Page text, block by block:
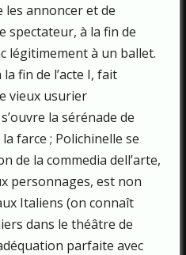
les annoncer et de
spectateur, à la fin de
légitimement à un ballet.
fin de l’acte I, fait
vieux usurier
la sérénade de
farce ; Polichinelle se
de la commedia dell’arte,
personnages, est non
Italiens (on connaît
dans le théâtre de
parfaite avec